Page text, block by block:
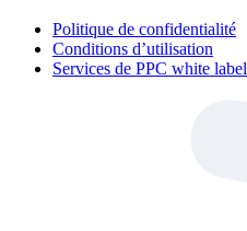
Politique de confidentialité
Conditions d’utilisation
Services de PPC white label